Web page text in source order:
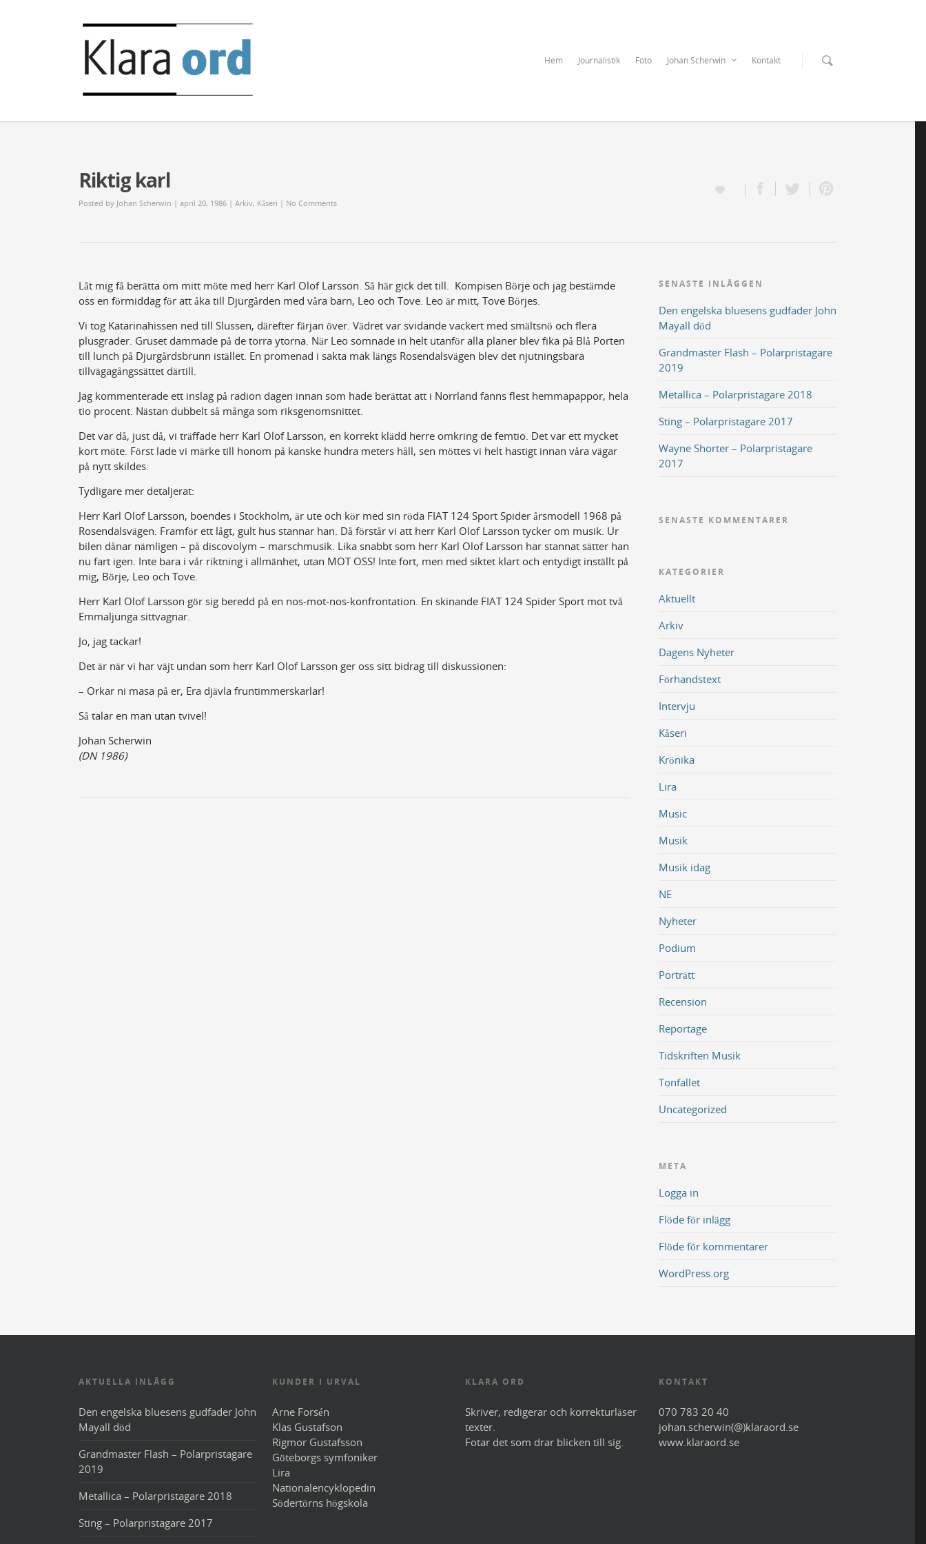
Hem Journalistik Foto Johan Scherwin Kontakt
Riktig karl
Posted by Johan Scherwin | april 20, 1986 | Arkiv, Kåseri | No Comments
Låt mig få berätta om mitt möte med herr Karl Olof Larsson. Så här gick det till. Kompisen Börje och jag bestämde
oss en förmiddag för att åka till Djurgården med våra barn, Leo och Tove. Leo är mitt, Tove Börjes.
Vi tog Katarinahissen ned till Slussen, därefter färjan över. Vädret var svidande vackert med smältsnö och flera
plusgrader. Gruset dammade på de torra ytorna. När Leo somnade in helt utanför alla planer blev fika på Blå Porten
till lunch på Djurgårdsbrunn istället. En promenad i sakta mak längs Rosendalsvägen blev det njutningsbara
tillvägagångssättet därtill.
Jag kommenterade ett inslag på radion dagen innan som hade berättat att i Norrland fanns flest hemmapappor, hela
tio procent. Nästan dubbelt så många som riksgenomsnittet.
Det var då, just då, vi träffade herr Karl Olof Larsson, en korrekt klädd herre omkring de femtio. Det var ett mycket
kort möte. Först lade vi märke till honom på kanske hundra meters håll, sen möttes vi helt hastigt innan våra vägar
på nytt skildes.
Tydligare mer detaljerat:
Herr Karl Olof Larsson, boendes i Stockholm, är ute och kör med sin röda FIAT 124 Sport Spider årsmodell 1968 på
Rosendalsvägen. Framför ett lågt, gult hus stannar han. Då förstår vi att herr Karl Olof Larsson tycker om musik. Ur
bilen dånar nämligen ­– på discovolym – marschmusik. Lika snabbt som herr Karl Olof Larsson har stannat sätter han
nu fart igen. Inte bara i vår riktning i allmänhet, utan MOT OSS! Inte fort, men med siktet klart och entydigt inställt på
mig, Börje, Leo och Tove.
Herr Karl Olof Larsson gör sig beredd på en nos-mot-nos-konfrontation. En skinande FIAT 124 Spider Sport mot två
Emmaljunga sittvagnar.
Jo, jag tackar!
Det är när vi har väjt undan som herr Karl Olof Larsson ger oss sitt bidrag till diskussionen:
– Orkar ni masa på er, Era djävla fruntimmerskarlar!
Så talar en man utan tvivel!
Johan Scherwin
(DN 1986)
SENASTE INLÄGGEN
Den engelska bluesens gudfader John
Mayall död
Grandmaster Flash – Polarpristagare
2019
Metallica – Polarpristagare 2018
Sting – Polarpristagare 2017
Wayne Shorter – Polarpristagare
2017
SENASTE KOMMENTARER
KATEGORIER
Aktuellt
Arkiv
Dagens Nyheter
Förhandstext
Intervju
Kåseri
Krönika
Lira
Music
Musik
Musik idag
NE
Nyheter
Podium
Porträtt
Recension
Reportage
Tidskriften Musik
Tonfallet
Uncategorized
META
Logga in
Flöde för inlägg
Flöde för kommentarer
WordPress.org
AKTUELLA INLÄGG
Den engelska bluesens gudfader John
Mayall död
Grandmaster Flash – Polarpristagare
2019
Metallica – Polarpristagare 2018
Sting – Polarpristagare 2017
KUNDER I URVAL
Arne Forsén
Klas Gustafson
Rigmor Gustafsson
Göteborgs symfoniker
Lira
Nationalencyklopedin
Södertörns högskola
KLARA ORD
Skriver, redigerar och korrekturläser
texter.
Fotar det som drar blicken till sig.
KONTAKT
070 783 20 40
johan.scherwin(@)klaraord.se
www.klaraord.se